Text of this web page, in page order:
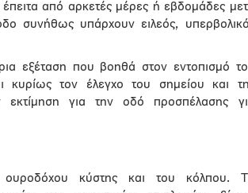
από αρκετές μέρες ή εβδομάδες
συνήθως υπάρχουν ειλεός,
εξέταση που βοηθά στον εντοπισμό
κυρίως τον έλεγχο του σημείου και
εκτίμηση για την οδό προσπέλασης
ουροδόχου κύστης και του κόλπου.